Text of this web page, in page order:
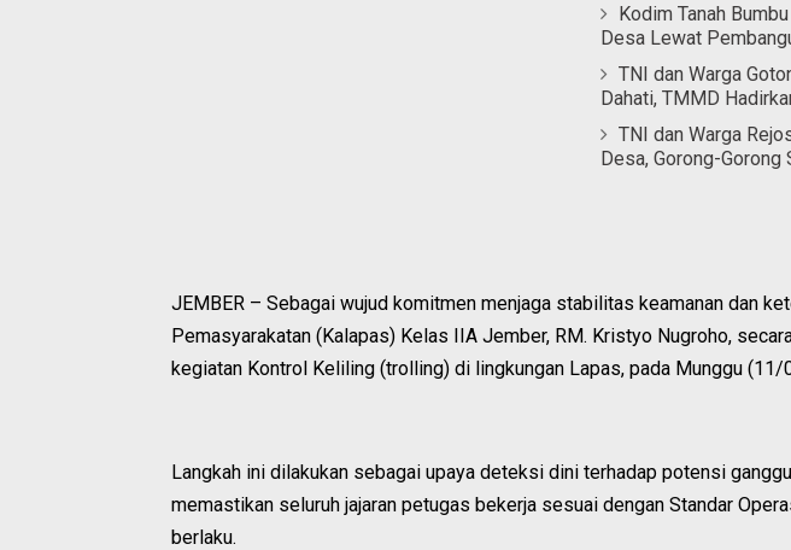
Kodim Tanah
Desa Lewat
TNI dan Warga
Dahati, TMMD
TNI dan Warga
Desa, Gorong-
JEMBER – Sebagai wujud komitmen menjaga stabilitas keamanan dan
Pemasyarakatan (Kalapas) Kelas IIA Jember, RM. Kristyo Nugroho,
kegiatan Kontrol Keliling (trolling) di lingkungan Lapas, pada Munggu
Langkah ini dilakukan sebagai upaya deteksi dini terhadap potensi
memastikan seluruh jajaran petugas bekerja sesuai dengan Standar
berlaku.